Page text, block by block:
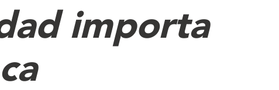
importa